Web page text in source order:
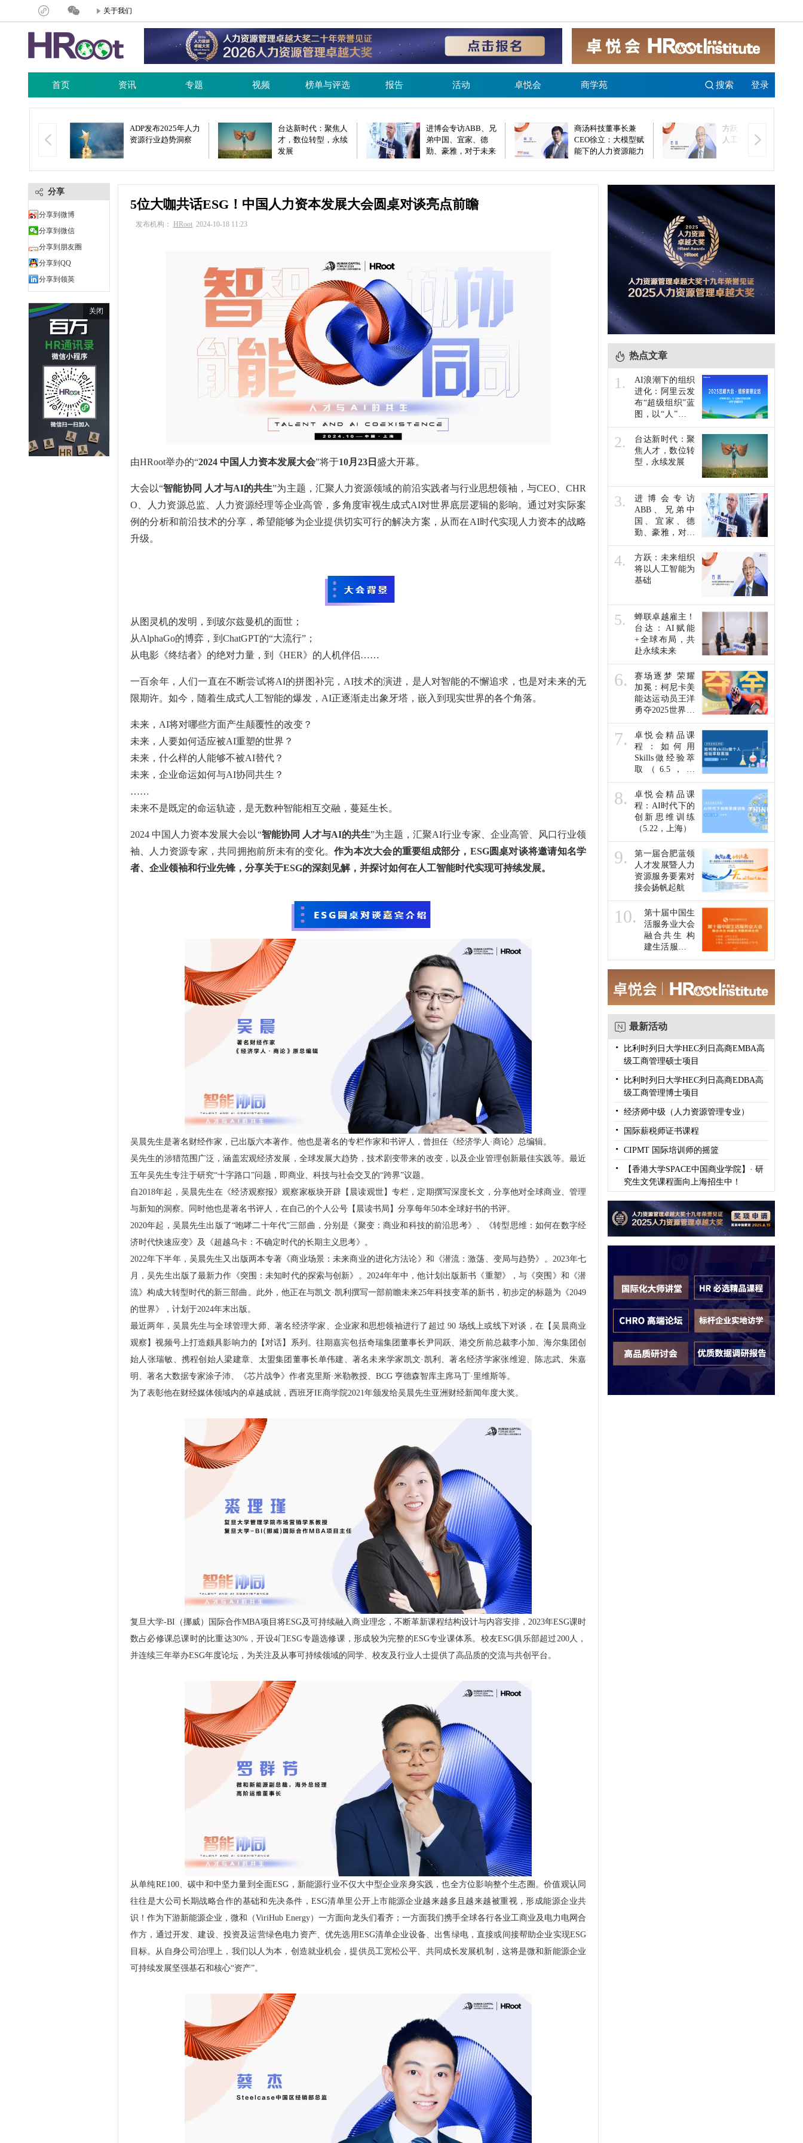
关于我们
首页 资讯 专题 视频 榜单与评选 报告 活动 卓悦会 商学苑 搜索 登录
活动周暨东莞
ADP发布2025年人力
资源行业趋势洞察
台达新时代：聚焦人
才，数位转型，永续
发展
进博会专访ABB、兄
弟中国、宜家、德
勤、豪雅，对于未来
说…
商汤科技董事长兼
CEO徐立：大模型赋
能下的人力资源能力
方跃：未来组织将以
人工智能为基础
分享
分享到微博
分享到微信
分享到朋友圈
分享到QQ
分享到领英
关闭
5位大咖共话ESG！中国人力资本发展大会圆桌对谈亮点前瞻
发布机构： HRoot 2024-10-18 11:23
由HRoot举办的“2024 中国人力资本发展大会”将于10月23日 盛大开幕。
大会以“智能协同 人才与AI的共生”为主题，汇聚人力资源领域的前沿实践者与行业思想领袖，与CEO、CHR
O、人力资源总监、人力资源经理等企业高管，多角度审视生成式AI对世界底层逻辑的影响。通过对实际案
例的分析和前沿技术的分享，希望能够为企业提供切实可行的解决方案，从而在AI时代实现人力资本的战略
升级。
从图灵机的发明，到玻尔兹曼机的面世；
从AlphaGo的博弈，到ChatGPT的“大流行”；
从电影《终结者》的绝对力量，到《HER》的人机伴侣……
一百余年，人们一直在不断尝试将AI的拼图补完，AI技术的演进，是人对智能的不懈追求，也是对未来的无
限期许。如今，随着生成式人工智能的爆发，AI正逐渐走出象牙塔，嵌入到现实世界的各个角落。
未来，AI将对哪些方面产生颠覆性的改变？
未来，人要如何适应被AI重塑的世界？
未来，什么样的人能够不被AI替代？
未来，企业命运如何与AI协同共生？
……
未来不是既定的命运轨迹，是无数种智能相互交融，蔓延生长。
2024 中国人力资本发展大会以“智能协同 人才与AI的共生”为主题，汇聚AI行业专家、企业高管、风口行业领
袖、人力资源专家，共同拥抱前所未有的变化。作为本次大会的重要组成部分，ESG圆桌对谈将邀请知名学
者、企业领袖和行业先锋，分享关于ESG的深刻见解，并探讨如何在人工智能时代实现可持续发展。
吴晨先生是著名财经作家，已出版六本著作。他也是著名的专栏作家和书评人，曾担任《经济学人·商论》总编辑。
吴先生的涉猎范围广泛，涵盖宏观经济发展，全球发展大趋势，技术剧变带来的改变，以及企业管理创新最佳实践等。最近
五年吴先生专注于研究“十字路口”问题，即商业、科技与社会交叉的“跨界”议题。
自2018年起，吴晨先生在《经济观察报》观察家板块开辟【晨读观世】专栏，定期撰写深度长文，分享他对全球商业、管理
与新知的洞察。同时他也是著名书评人，在自己的个人公号【晨读书局】分享每年50本全球好书的书评。
2020年起，吴晨先生出版了“咆哮二十年代”三部曲，分别是《聚变：商业和科技的前沿思考》、《转型思维：如何在数字经
济时代快速应变》及《超越乌卡：不确定时代的长期主义思考》。
2022年下半年，吴晨先生又出版两本专著《商业场景：未来商业的进化方法论》和《潜流：激荡、变局与趋势》。2023年七
月，吴先生出版了最新力作《突围：未知时代的探索与创新》。2024年年中，他计划出版新书《重塑》，与《突围》和《潜
流》构成大转型时代的新三部曲。此外，他正在与凯文·凯利撰写一部前瞻未来25年科技变革的新书，初步定的标题为《2049
的世界》，计划于2024年末出版。
最近两年，吴晨先生与全球管理大师、著名经济学家、企业家和思想领袖进行了超过 90 场线上或线下对谈，在【吴晨商业
观察】视频号上打造颇具影响力的【对话】系列。往期嘉宾包括奇瑞集团董事长尹同跃、港交所前总裁李小加、海尔集团创
始人张瑞敏、携程创始人梁建章、太盟集团董事长单伟建、著名未来学家凯文·凯利、著名经济学家张维迎、陈志武、朱嘉
明、著名大数据专家涂子沛、《芯片战争》作者克里斯·米勒教授、BCG 亨德森智库主席马丁·里维斯等。
为了表彰他在财经媒体领域内的卓越成就，西班牙IE商学院2021年颁发给吴晨先生亚洲财经新闻年度大奖。
复旦大学-BI（挪威）国际合作MBA项目将ESG及可持续融入商业理念，不断革新课程结构设计与内容安排，2023年ESG课时
数占必修课总课时的比重达30%，开设4门ESG专题选修课，形成较为完整的ESG专业课体系。校友ESG俱乐部超过200人，
并连续三年举办ESG年度论坛，为关注及从事可持续领域的同学、校友及行业人士提供了高品质的交流与共创平台。
从单纯RE100、碳中和中坚力量到全面ESG，新能源行业不仅大中型企业亲身实践，也全方位影响整个生态圈。价值观认同
往往是大公司长期战略合作的基础和先决条件，ESG清单里公开上市能源企业越来越多且越来越被重视，形成能源企业共
识！作为下游新能源企业，微和（ViriHub Energy）一方面向龙头们看齐；一方面我们携手全球各行各业工商业及电力电网合
作方，通过开发、建设、投资及运营绿色电力资产、优先选用ESG清单企业设备、出售绿电，直接或间接帮助企业实现ESG
目标。从自身公司治理上，我们以人为本，创造就业机会，提供员工宽松公平、共同成长发展机制，这将是微和新能源企业
可持续发展坚强基石和核心“资产”。
热点文章
1.
AI浪潮下的组织
进化：阿里云发
布“超级组织”蓝
图，以“人”为本
共赴未来
2.
台达新时代：聚
焦人才，数位转
型，永续发展
3.
进博会专访
ABB、兄弟中
国、宜家、德
勤、豪雅，对于
未来人才发展他
们这么说…
4.
方跃：未来组织
将以人工智能为
基础
5.
蝉联卓越雇主！
台达：AI赋能
+全球布局，共
赴永续未来
6.
赛场逐梦 荣耀
加冕：柯尼卡美
能达运动员王洋
勇夺2025世界残
疾人田径锦标赛
金牌
7.
卓悦会精品课
程：如何用
Skills做经验萃
取（6.5，线
上）
8.
卓悦会精品课
程：AI时代下的
创新思维训练
（5.22，上海）
9.
第一届合肥蓝领
人才发展暨人力
资源服务要素对
接会扬帆起航
10.
第十届中国生
活服务业大会
融合共生 构
建生活服务新
生态
最新活动
·
比利时列日大学HEC列日高商EMBA高
级工商管理硕士项目
·
比利时列日大学HEC列日高商EDBA高
级工商管理博士项目
· 经济师中级（人力资源管理专业）
· 国际薪税师证书课程
· CIPMT 国际培训师的摇篮
·
【香港大学SPACE中国商业学院】· 研
究生文凭课程面向上海招生中！